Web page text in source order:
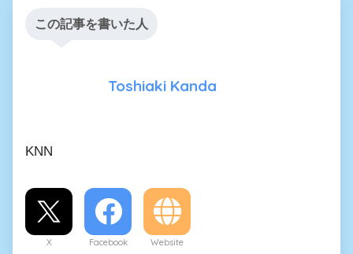
この記事を書いた人
Toshiaki Kanda
KNN
X Facebook Website